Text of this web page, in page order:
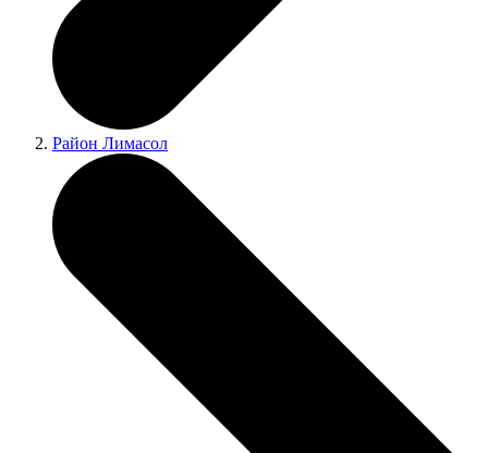
Район Лимасол